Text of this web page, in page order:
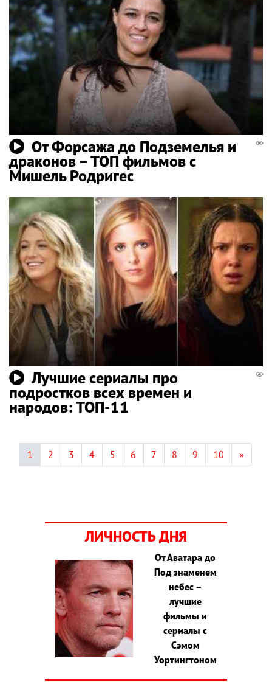
От Форсажа до Подземелья и
драконов – ТОП фильмов с
Мишель Родригес
Лучшие сериалы про
подростков всех времен и
народов: ТОП-11
1 2 3 4 5 6 7 8 9 10 »
ЛИЧНОСТЬ ДНЯ
От Аватара до
Под знаменем
небес –
лучшие
фильмы и
сериалы с
Сэмом
Уортингтоном